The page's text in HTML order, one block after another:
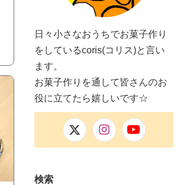
日々小さなおうちでお菓子作り
をしているcoris(コリス)と言い
ます。
お菓子作りを通して皆さんのお
役に立てたら嬉しいです☆
検索